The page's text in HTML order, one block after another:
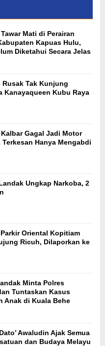
Mati di Perairan
Kapuas Hulu,
Diketahui Secara Jelas
Rusak Tak Kunjung
Kanayaqueen Kubu Raya
Gagal Jadi Motor
Hanya Mengabdi
Ungkap Narkoba, 2
Oriental Kopitiam
Ricuh, Dilaporkan ke
Minta Polres
Tuntaskan Kasus
Anak di Kuala Behe
Awaludin Ajak Semua
dan Budaya Melayu